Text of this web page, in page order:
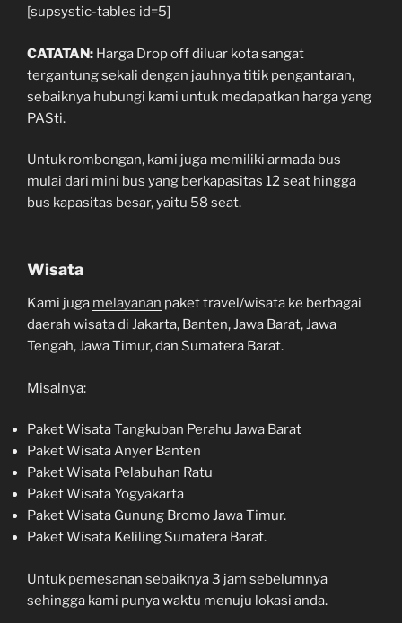
[supsystic-tables id=5]
CATATAN: Harga Drop off diluar kota sangat
tergantung sekali dengan jauhnya titik pengantaran,
sebaiknya hubungi kami untuk medapatkan harga yang
PASti.
Untuk rombongan, kami juga memiliki armada bus
mulai dari mini bus yang berkapasitas 12 seat hingga
bus kapasitas besar, yaitu 58 seat.
Wisata
Kami juga melayanan paket travel/wisata ke berbagai
daerah wisata di Jakarta, Banten, Jawa Barat, Jawa
Tengah, Jawa Timur, dan Sumatera Barat.
Misalnya:
Paket Wisata Tangkuban Perahu Jawa Barat
Paket Wisata Anyer Banten
Paket Wisata Pelabuhan Ratu
Paket Wisata Yogyakarta
Paket Wisata Gunung Bromo Jawa Timur.
Paket Wisata Keliling Sumatera Barat.
Untuk pemesanan sebaiknya 3 jam sebelumnya
sehingga kami punya waktu menuju lokasi anda.